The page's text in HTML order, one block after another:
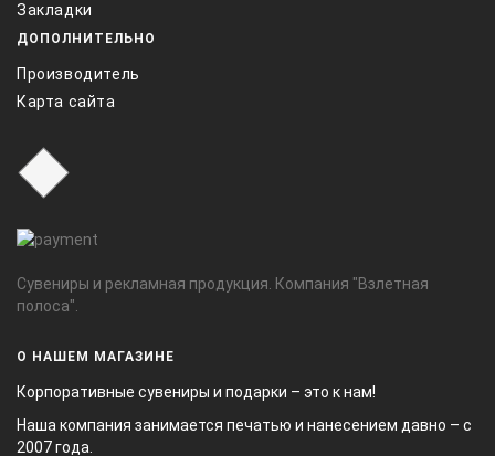
Закладки
ДОПОЛНИТЕЛЬНО
Производитель
Карта сайта
Сувениры и рекламная продукция. Компания "Взлетная
полоса".
О НАШЕМ МАГАЗИНЕ
Корпоративные сувениры и подарки – это к нам!
Наша компания занимается печатью и нанесением давно – с
2007 года.